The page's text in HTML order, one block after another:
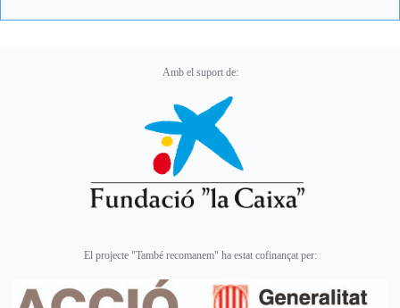
Amb el suport de:
El projecte "També recomanem" ha estat cofinançat per: